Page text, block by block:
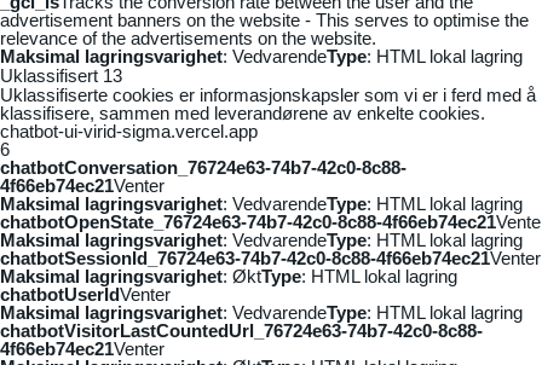
advertisement banners on the website - This serves to optimise the
relevance of the advertisements on the website.
Maksimal lagringsvarighet: VedvarendeType: HTML lokal lagring
Uklassifisert 13
Uklassifiserte cookies er informasjonskapsler som vi er i ferd med å
klassifisere, sammen med leverandørene av enkelte cookies.
chatbot-ui-virid-sigma.vercel.app
6
chatbotConversation_76724e63-74b7-42c0-8c88-
4f66eb74ec21Venter
Maksimal lagringsvarighet: VedvarendeType: HTML lokal lagring
chatbotOpenState_76724e63-74b7-42c0-8c88-4f66eb74ec21
Maksimal lagringsvarighet: VedvarendeType: HTML lokal lagring
chatbotSessionId_76724e63-74b7-42c0-8c88-4f66eb74ec21Venter
Maksimal lagringsvarighet: ØktType: HTML lokal lagring
chatbotUserIdVenter
Maksimal lagringsvarighet: VedvarendeType: HTML lokal lagring
chatbotVisitorLastCountedUrl_76724e63-74b7-42c0-8c88-
4f66eb74ec21Venter